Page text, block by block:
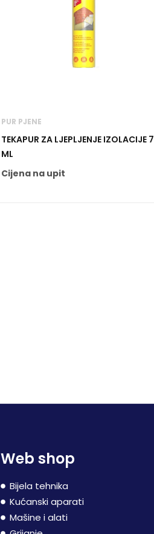
PUR PJENE
TEKAPUR ZA LJEPLJENJE IZOLACIJE 750
ML
Cijena na upit
Web shop
Bijela tehnika
Kućanski aparati
Mašine i alati